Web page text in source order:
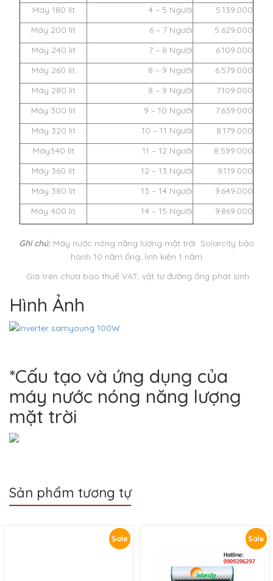
Máy 180 lít 4 – 5 Người
5.139.000
Máy 200 lít
6 – 7 Người
5.629.000
Máy 240 lít
7 – 8 Người
6.109.000
Máy 260 lít
8 – 9 Người
6.579.000
Máy 280 lít
8 – 9 Người
7.109.000
Máy 300 lít
9 – 10 Người
7.639.000
Máy 320 lít
10 – 11 Người
8.179.000
Máy340 lít
11 – 12 Người
8.599.000
Máy 360 lít
12 – 13 Người
9.119.000
Máy 380 lít
13 – 14 Người
9.649.000
Máy 400 lít
14 – 15 Người 9.869.000
Ghi chú:Máy nước nóng năng lượng mặt trời Solarcity bảo
hành 10 năm ống, linh kiện 1 năm
Giá trên chưa bao thuế VAT, vật tư đường ống phát sinh
Hình Ảnh
*Cấu tạo và ứng dụng của
máy nước nóng năng lượng
mặt trời
Sản phẩm tương tự
Sale Sale